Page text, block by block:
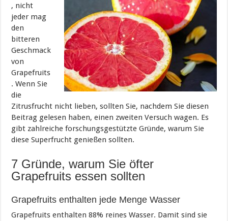
, nicht
jeder mag
den
bitteren
Geschmack
von
Grapefruits
. Wenn Sie
die
Zitrusfrucht nicht lieben, sollten Sie, nachdem Sie diesen
Beitrag gelesen haben, einen zweiten Versuch wagen. Es
gibt zahlreiche forschungsgestützte Gründe, warum Sie
diese Superfrucht genießen sollten.
7 Gründe, warum Sie öfter
Grapefruits essen sollten
Grapefruits enthalten jede Menge Wasser
Grapefruits enthalten 88% reines Wasser. Damit sind sie